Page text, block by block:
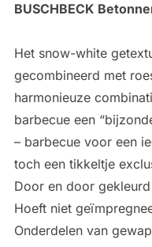
BUSCHBECK
Het snow-white
gecombineerd met
harmonieuze
barbecue een
– barbecue voor een
toch een tikkeltje
Door en door gekleurd
Hoeft niet
Onderdelen van